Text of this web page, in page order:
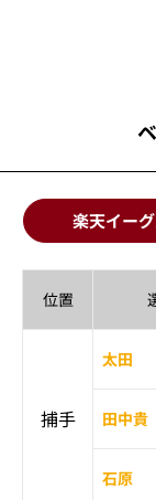
楽天イー
位置
捕手
太田
田中貴
石原